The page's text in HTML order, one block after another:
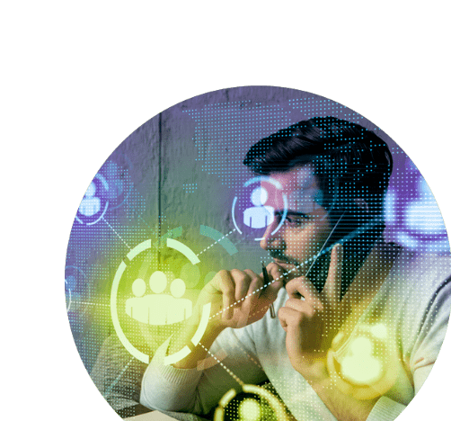
Bolsas de Navegación
Entretenimiento